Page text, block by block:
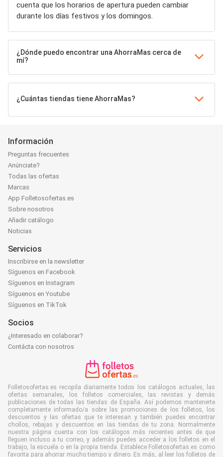
cuenta que los horarios de apertura pueden cambiar
durante los días festivos y los domingos.
¿Dónde puedo encontrar una AhorraMas cerca de
mí?
¿Cuántas tiendas tiene AhorraMas?
Información
Preguntas frecuentes
Anúnciate?
Todas las ofertas
Marcas
App Folletosofertas.es
Sobre nosotros
Añadir catálogo
Noticias
Servicios
Inscribirse en la newsletter
Síguenos en Facebook
Síguenos en Instagram
Síguenos en Youtube
Síguenos en TikTok
Socios
¿Interesado en colaborar?
Contácta con nosotros
Folletosofertas.es recopila diariamente todos los catálogos actuales, las
ofertas semanales, los folletos comerciales, las revistas y demás
publicaciones de todas las tiendas de España. Así podemos mantenerte
completamente informado/a sobre las promociones de los folletos, los
descuentos y las ofertas que te interesan y también puedes encontrar
chollos, rebajas y descuentos en las tiendas de tu zona. Normalmente
nuestra página cuenta con los catálogos más recientes antes de que
lleguen incluso a tu correo, y además puedes acceder a los folletos en el
trabajo, la escuela o en la propia tienda. Establece Folletosofertas.es como
favorita para ahorrar mucho tiempo y dinero. Es más, al leer los folletos de